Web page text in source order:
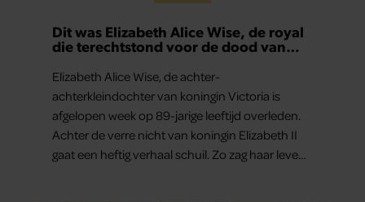
Dit was Elizabeth Alice Wise, de royal
die terechtstond voor de dood van
Elizabeth Alice Wise, de achter-
achterkleindochter van koningin Victoria is
afgelopen week op 89-jarige leeftijd overleden.
Achter de verre nicht van koningin Elizabeth II
gaat een heftig verhaal schuil. Zo zag haar leven